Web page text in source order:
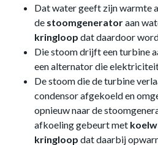
Dat water geeft zijn warmte
de stoomgeneratoraan
kringloop dat daardoor
Die stoom drijft een turbine
een alternator die
De stoom die de turbine
condensor afgekoeld en
opnieuw naar de
afkoeling gebeurt met
kringloop dat daarbij